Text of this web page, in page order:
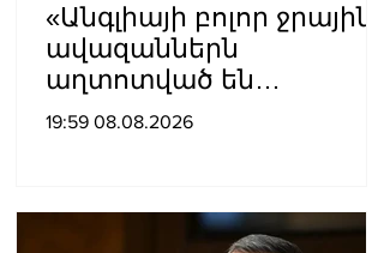
«Անգլիայի բոլոր ջրային
ավազաններն
աղտոտված են
թունավոր քիմիական
19:59 08.08.2026